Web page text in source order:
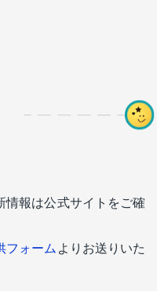
情報は公式サイトをご確
フォーム よりお送りいた